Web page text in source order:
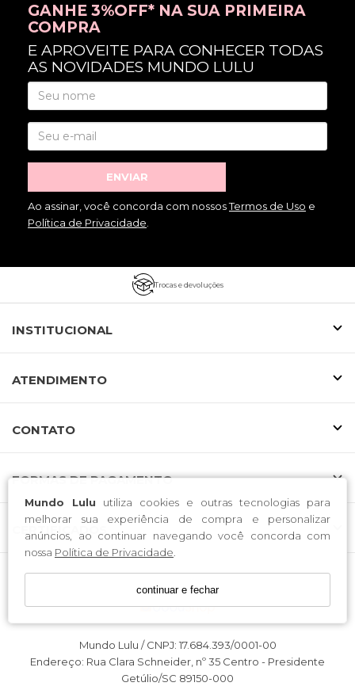
Mundo Lulu utiliza cookies e outras tecnologias para
melhorar sua experiência de compra e personalizar
anúncios, ao continuar navegando você concorda com
nossa Política de Privacidade.
continuar e fechar
GANHE 3%OFF* NA SUA PRIMEIRA
COMPRA
E APROVEITE PARA CONHECER TODAS
AS NOVIDADES MUNDO LULU
ENVIAR
Ao assinar, você concorda com nossosTermos de Uso e
Política de Privacidade
Trocas e devoluções
INSTITUCIONAL
ATENDIMENTO
CONTATO
FORMAS DE PAGAMENTO
CERTIFICADOS
Mundo Lulu / CNPJ: 17.684.393/0001-00
Endereço: Rua Clara Schneider, nº 35 Centro - Presidente
Getúlio/SC 89150-000